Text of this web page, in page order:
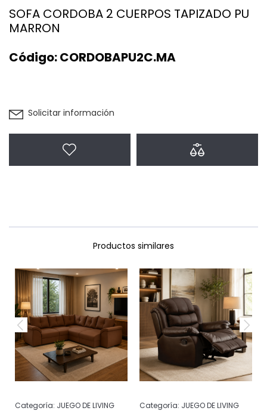
SOFA CORDOBA 2 CUERPOS TAPIZADO PU
MARRON
Código:CORDOBAPU2C.MA
Solicitar información
Productos similares
Categoría: JUEGO DE LIVING Categoría: JUEGO DE LIVING